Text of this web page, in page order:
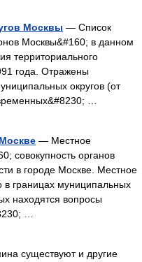
Москвы — Список
Москвы&#160; в данном
территориального
года. Отражены
округов (от
…
— Местное
совокупность органов
в городе Москве. Местное
в границах муниципальных
находятся вопросы
…
существуют и другие